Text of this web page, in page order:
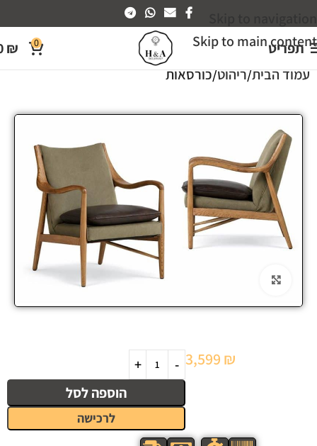
Skip to main content
תפריט 0
₪
עמוד הבית ריהוט כורסאות
3,599 ₪
הוספה לסל
לרכישה